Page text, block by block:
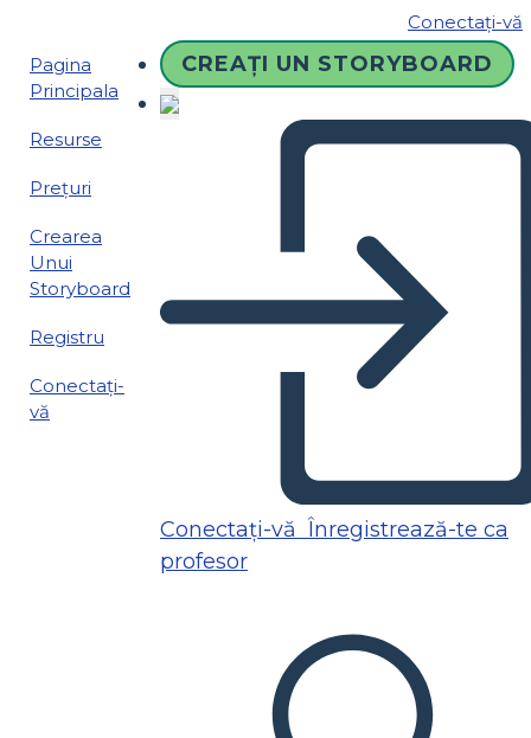
Conectați-vă
Pagina
Principala
Resurse
Prețuri
Crearea
Unui
Storyboard
Registru
Conectați-
vă
CREAȚI UN STORYBOARD
Conectați-vă Înregistrează-te ca
profesor